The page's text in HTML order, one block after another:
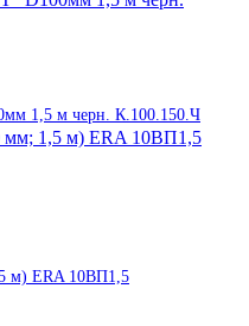
1,5 м черн. К.100.150.Ч
м) ERA 10ВП1,5